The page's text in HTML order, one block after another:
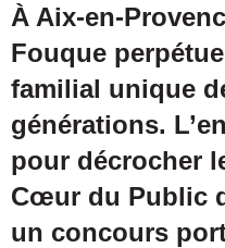
À Aix-en-
Fouque
familial unique
générations.
pour décrocher
Cœur du Public
un concours